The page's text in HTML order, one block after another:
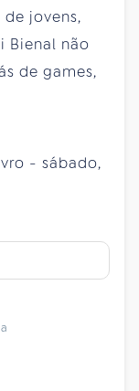
jovens,
Bienal não
de games,
- sábado,